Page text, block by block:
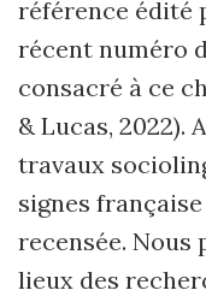
référence édité
récent numéro
consacré à ce
& Lucas, 2022).
travaux
signes
recensée. Nous
lieux des